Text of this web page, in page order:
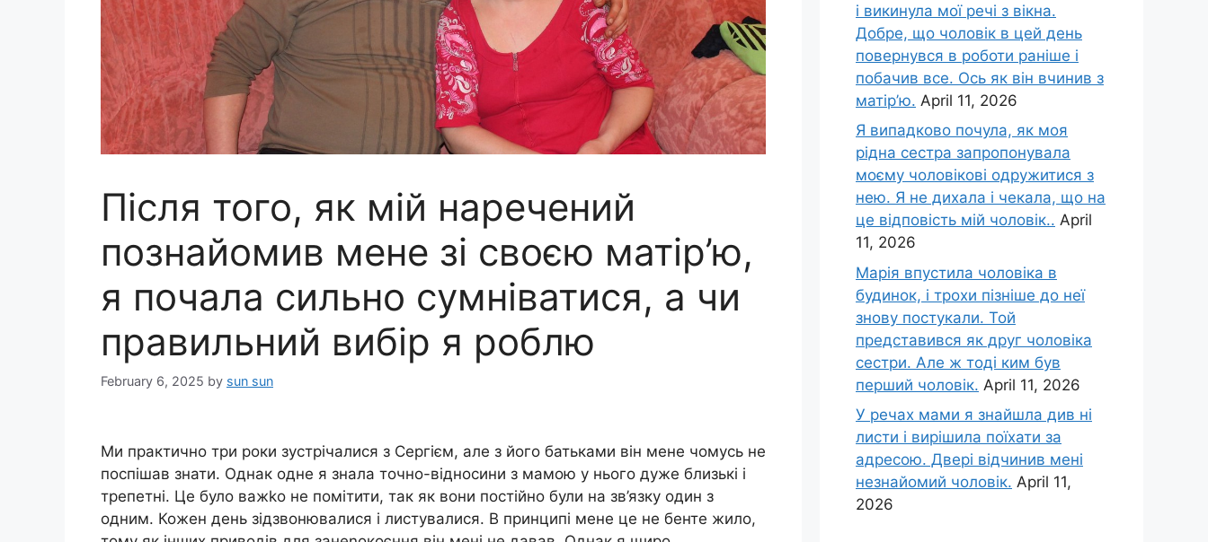
Після того, як мій наречений
познайомив мене зі своєю матір’ю,
я почала сильно сумніватися, а чи
правильний вибір я роблю
February 6, 2025 by sun sun
Ми практично три роки зустрічалися з Сергієм, але з його батьками він мене чомусь не
поспішав знати. Однак одне я знала точно-відносини з мамою у нього дуже близькі і
трепетні. Це було важkо не помітити, так як вони постійно були на зв’язку один з
одним. Кожен день зідзвонювалися і листувалися. В принципі мене це не бенте жило,
і викинула мої речі з вікна.
Добре, що чоловік в цей день
повернувся в роботи раніше і
побачив все. Ось як він вчинив з
матір’ю. April 11, 2026
Я випадково почула, як моя
рідна сестра запропонувала
моєму чоловікові одружитися з
нею. Я не дихала і чекала, що на
це відповість мій чоловік.. April
11, 2026
Марія впустила чоловіка в
будинок, і трохи пізніше до неї
знову постукали. Той
представився як друг чоловіка
сестри. Але ж тоді ким був
перший чоловік. April 11, 2026
У речах мами я знайшла див ні
листи і вирішила поїхати за
адресою. Двері відчинив мені
незнайомий чоловік. April 11,
2026